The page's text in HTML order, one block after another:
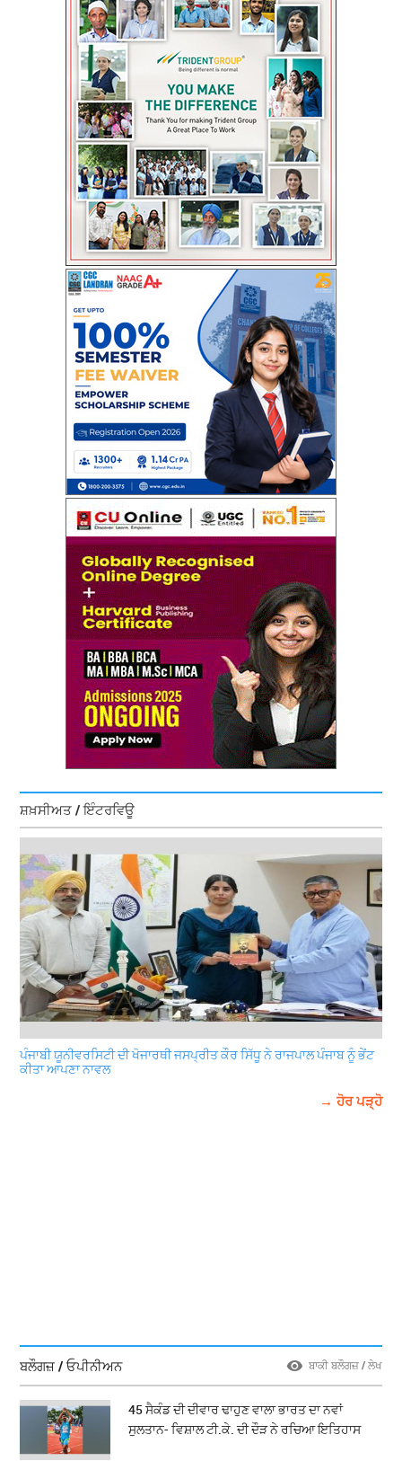
ਸ਼ਖ਼ਸੀਅਤ / ਇੰਟਰਵਿਊ
ਪੰਜਾਬੀ ਯੂਨੀਵਰਸਿਟੀ ਦੀ ਖੋਜਾਰਥੀ ਜਸਪ੍ਰੀਤ ਕੌਰ ਸਿੱਧੂ ਨੇ ਰਾਜਪਾਲ ਪੰਜਾਬ ਨੂੰ ਭੇਂਟ
ਕੀਤਾ ਆਪਣਾ ਨਾਵਲ
→ ਹੋਰ ਪੜ੍ਹੋ
ਬਲੌਗਜ਼ / ਓਪੀਨੀਅਨ ਬਾਕੀ ਬਲੌਗਜ਼ / ਲੇਖ
45 ਸੈਕੰਡ ਦੀ ਦੀਵਾਰ ਢਾਹੁਣ ਵਾਲਾ ਭਾਰਤ ਦਾ ਨਵਾਂ
ਸੁਲਤਾਨ- ਵਿਸ਼ਾਲ ਟੀ.ਕੇ. ਦੀ ਦੌੜ ਨੇ ਰਚਿਆ ਇਤਿਹਾਸ